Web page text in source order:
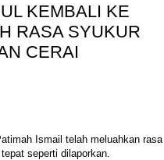
KEMBALI KE
RASA SYUKUR
CERAI
Ismail telah meluahkan rasa
seperti dilaporkan.